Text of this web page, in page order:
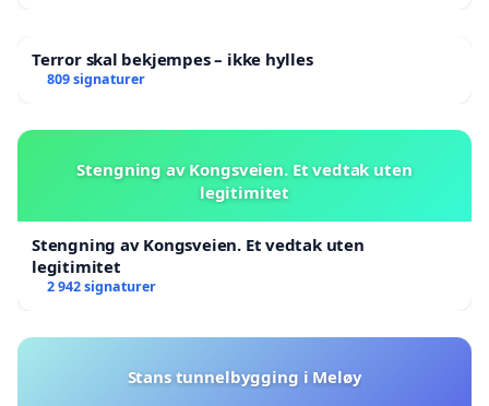
Terror skal bekjempes – ikke hylles
809 signaturer
Stengning av Kongsveien. Et vedtak uten
legitimitet
Stengning av Kongsveien. Et vedtak uten
legitimitet
2 942 signaturer
Stans tunnelbygging i Meløy